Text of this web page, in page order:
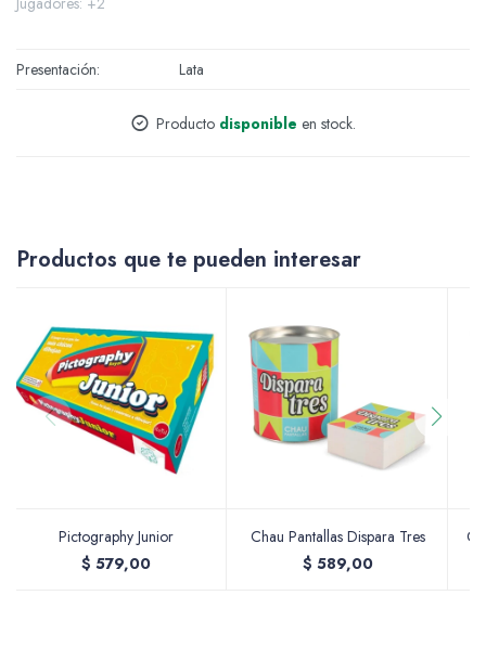
Presentación Lata
Producto disponible en stock.
Productos que te pueden interesar
Pictography Junior
$ 579,00
Chau Pantallas Dispara Tres
$ 589,00
Pinturas
Soportes Artísticos
Pinceles